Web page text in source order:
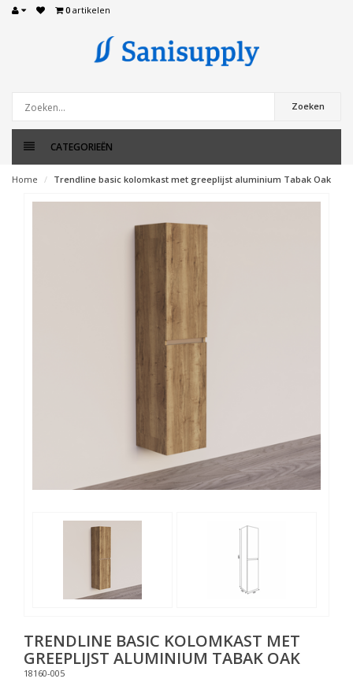
0 artikelen
Zoeken
CATEGORIEËN
Home Trendline basic kolomkast met greeplijst aluminium Tabak Oak
TRENDLINE BASIC KOLOMKAST MET
GREEPLIJST ALUMINIUM TABAK OAK
18160-005